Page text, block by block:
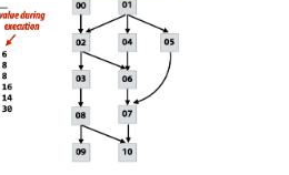
Network18 Next5GC
SIGCOMM22 SpaceCore
NSDI24 MOSAIC